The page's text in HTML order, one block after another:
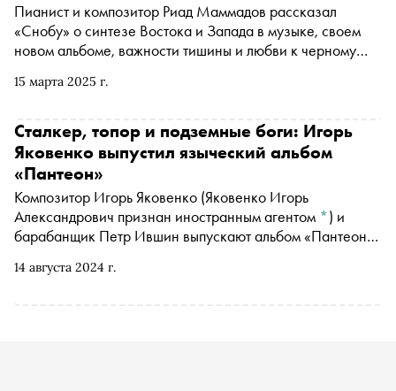
15 марта 2025 г.
Пианист и композитор Риад Маммадов рассказал
«Снобу» о синтезе Востока и Запада в музыке, своем
новом альбоме, важности тишины и любви к черному
14 августа 2024 г.
Сталкер, топор и подземные боги: Игорь
Яковенкo выпустил языческий альбом
«Пантеон»
Композитор Игорь Яковенко (Яковенко Игорь
Александрович признан иностранным агентом *)
барабанщик Петр Ившин выпускают альбом «Пантеон»
совместный проект. В альбоме, посвященном мифологии